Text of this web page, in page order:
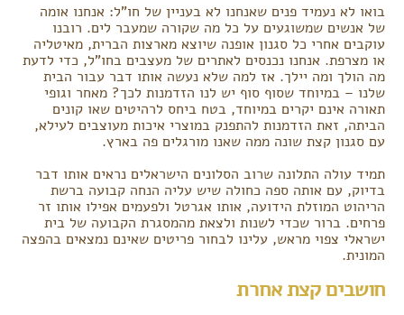
בואו לא נעמיד פנים שאנחנו לא בעניין של חו"ל: אנחנו אומה
של אנשים שמשוגעים על כל מה שקורה שמעבר לים. רובנו
עוקבים אחרי כל סגנון אופנה שיוצא מארצות הברית, מאיטליה
או מצרפת. אנחנו נכנסים לאתרים של מעצבים בחו"ל, כדי לדעת
מה הולך ומה יילך. אז למה שלא נעשה אותו דבר עבור הבית
שלנו – במיוחד שסוף סוף יש לנו הזדמנות לכך? מאחר וגופי
תאורה אינם יקרים במיוחד, בטח ביחס לרהיטים שאו קונים
הביתה, זאת הזדמנות להתפנק במוצרי איכות מעוצבים לעילא,
עם סגנון קצת שונה ממה שאנו מורגלים פה בארץ.
תמיד עולה התלונה שרוב הסלונים הישראלים נראים אותו דבר
בדיוק, עם אותה ספה כחולה שיש עליה הנחה קבועה ברשת
הריהוט המוזלת הידועה, אותו אגרטל ולפעמים אפילו אותו זר
פרחים. ברור שכדי לשנות ולצאת מהמסגרת הקבועה של בית
ישראלי צפוי מראש, עלינו לבחור פריטים שאינם נמצאים בהפצה
המונית.
חושבים קצת אחרת